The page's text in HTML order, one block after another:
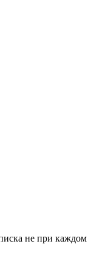
не при